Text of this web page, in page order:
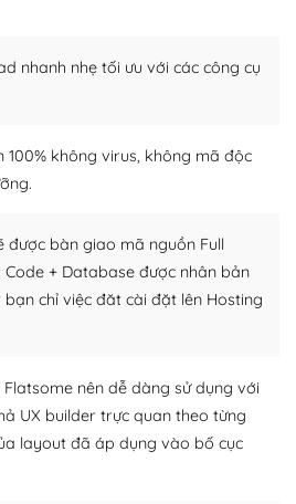
lớn, sẵn sàng hỗ trợ
WordPress, họ sẽ giúp bạn trả
bạn.
sẵn sàng hỗ trợ bạn
phần cài đặt thêm vào
các tính năng cần thiết. Có
miễn phí.
nhanh nhẹ tối ưu với các công cụ
100% không virus, không mã độc
được bàn giao mã nguồn Full
+ Database được nhân bản
chỉ việc đăt cài đặt lên Hosting
nên dễ dàng sử dụng với
UX builder trực quan theo từng
layout đã áp dụng vào bố cục